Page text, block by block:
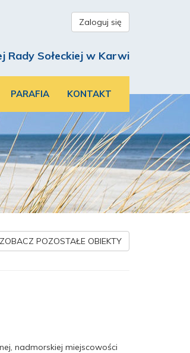
Zaloguj się
Rady Sołeckiej w Karwi
PARAFIA KONTAKT
ZOBACZ POZOSTAŁE OBIEKTY
nadmorskiej miejscowości